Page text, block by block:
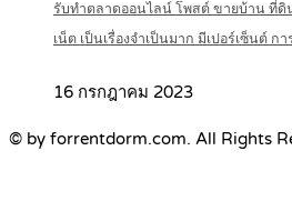
รับทำตลาดออนไลน์ โพสต์ ขายบ้าน ที่ดิ
เน็ต เป็นเรื่องจำเป็นมาก มีเปอร์เซ็นต์ ก
16 กรกฎาคม 2023
© by forrentdorm.com. All Rights